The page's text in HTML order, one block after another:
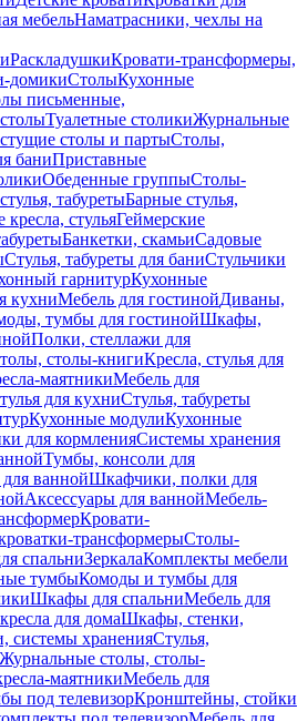
мебельНаматрасники, чехлы на
РаскладушкиКровати-трансформеры,
домикиСтолыКухонные
письменные,
Туалетные столикиЖурнальные
столы и партыСтолы,
баниПриставные
Обеденные группыСтолы-
табуретыБарные стулья,
стульяГеймерские
Банкетки, скамьиСадовые
Стулья, табуреты для баниСтульчики
гарнитурКухонные
кухниМебель для гостинойДиваны,
тумбы для гостинойШкафы,
Полки, стеллажи для
столы-книгиКресла, стулья для
маятникиМебель для
для кухниСтулья, табуреты
Кухонные модулиКухонные
для кормленияСистемы хранения
Тумбы, консоли для
ваннойШкафчики, полки для
Аксессуары для ваннойМебель-
Кровати-
трансформерыСтолы-
спальниЗеркалаКомплекты мебели
тумбыКомоды и тумбы для
Шкафы для спальниМебель для
для домаШкафы, стенки,
системы храненияСтулья,
Журнальные столы, столы-
маятникиМебель для
под телевизорКронштейны, стойки